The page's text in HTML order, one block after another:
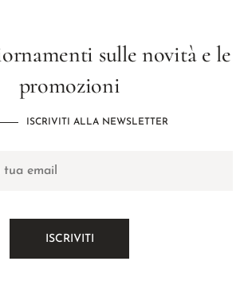
sulle novità e le
promozioni
ISCRIVITI ALLA NEWSLETTER